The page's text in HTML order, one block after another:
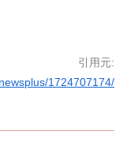
引用元:
1724707174/